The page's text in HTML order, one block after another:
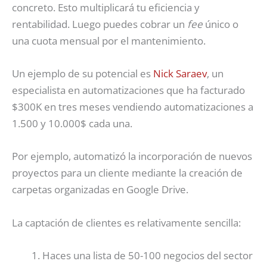
concreto. Esto multiplicará tu eficiencia y
rentabilidad. Luego puedes cobrar un fee único o
una cuota mensual por el mantenimiento.
Un ejemplo de su potencial es Nick Saraev, un
especialista en automatizaciones que ha facturado
$300K en tres meses vendiendo automatizaciones a
1.500 y 10.000$ cada una.
Por ejemplo, automatizó la incorporación de nuevos
proyectos para un cliente mediante la creación de
carpetas organizadas en Google Drive.
La captación de clientes es relativamente sencilla:
Haces una lista de 50-100 negocios del sector